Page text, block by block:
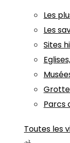
Les
Les
Sites
Parcs
Toutes les